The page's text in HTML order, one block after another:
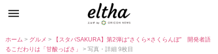
ホーム> グルメ>
【スタバSAKURA】第2弾は“さくら×さくらんぼ” 開発者語
るこだわりは「甘酸っぱさ」> 写真・詳細 9枚目